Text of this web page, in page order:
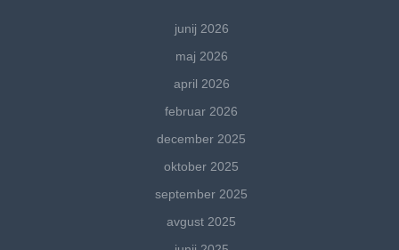
junij 2026
maj 2026
april 2026
februar 2026
december 2025
oktober 2025
september 2025
avgust 2025